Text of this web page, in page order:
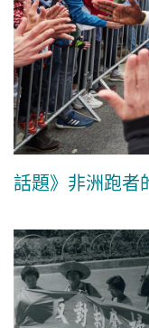
話題》非洲跑者